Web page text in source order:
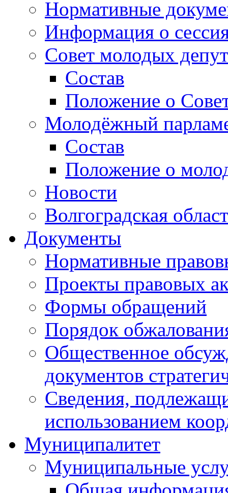
Нормативные
Информация о
Совет молодых
Состав
Положение о
Молодёжный
Состав
Положение о
Новости
Волгоградская
Документы
Нормативные
Проекты правовых
Формы обращений
Порядок
Общественное
документов
Сведения,
использованием
Муниципалитет
Муниципальные